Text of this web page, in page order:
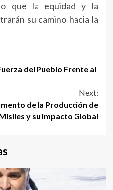
que la equidad y la
su camino hacia la
del Pueblo Frente al
Next:
de la Producción de
Misiles y su Impacto Global